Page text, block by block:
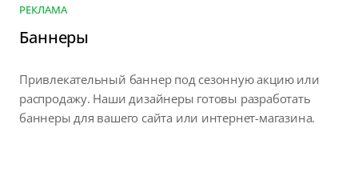
РЕКЛАМА
Баннеры
Привлекательный баннер под сезонную акцию или
распродажу. Наши дизайнеры готовы разработать
баннеры для вашего сайта или интернет-магазина.